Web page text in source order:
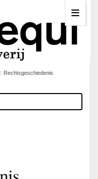
Rechtsgeschiedenis